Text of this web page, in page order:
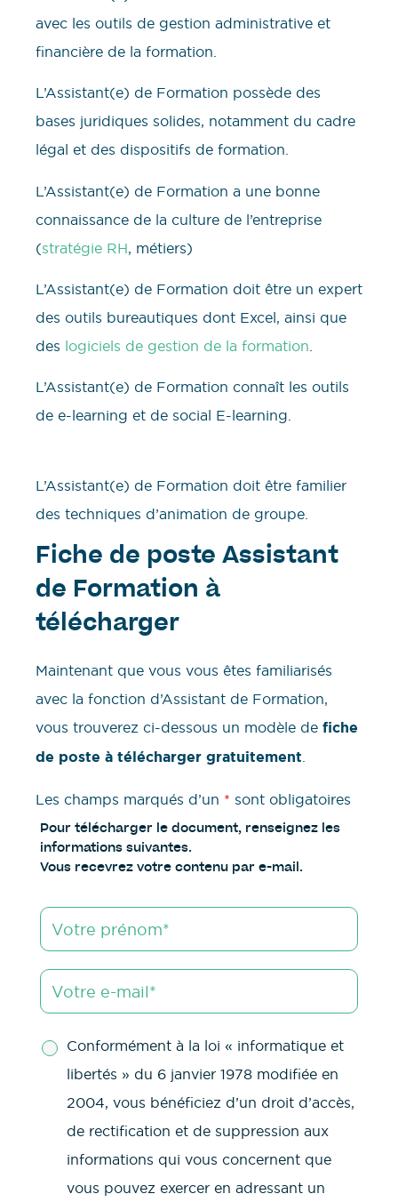
avec les outils de gestion administrative et
financière de la formation.
L’Assistant(e) de Formation possède des
bases juridiques solides, notamment du cadre
légal et des dispositifs de formation.
L’Assistant(e) de Formation a une bonne
connaissance de la culture de l’entreprise
(stratégie RH, métiers)
L’Assistant(e) de Formation doit être un expert
des outils bureautiques dont Excel, ainsi que
des logiciels de gestion de la formation.
L’Assistant(e) de Formation connaît les outils
de e-learning et de social E-learning.
L’Assistant(e) de Formation doit être familier
des techniques d’animation de groupe.
Fiche de poste Assistant
de Formation à
télécharger
Maintenant que vous vous êtes familiarisés
avec la fonction d’Assistant de Formation,
vous trouverez ci-dessous un modèle de fiche
de poste à télécharger gratuitement.
Les champs marqués d’un * sont obligatoires
Pour télécharger le document, renseignez les
informations suivantes.
Vous recevrez votre contenu par e-mail.
Conformément à la loi « informatique et
libertés » du 6 janvier 1978 modifiée en
2004, vous bénéficiez d’un droit d’accès,
de rectification et de suppression aux
informations qui vous concernent que
vous pouvez exercer en adressant un